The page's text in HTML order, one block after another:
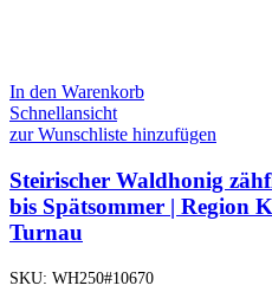
In den Warenkorb
Schnellansicht
zur Wunschliste hinzufügen
Steirischer Waldhonig
bis Spätsommer | Region
Turnau
SKU: WH250#10670